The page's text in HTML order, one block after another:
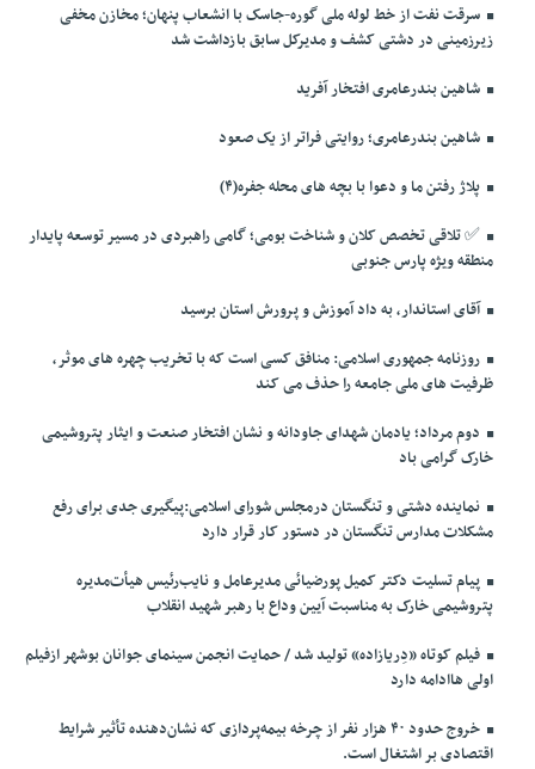
سرقت نفت از خط لوله ملی گوره-جاسک با انشعاب پنهان؛ مخازن مخفی
زیرزمینی در دشتی کشف و مدیرکل سابق بازداشت شد
شاهین بندرعامری افتخار آفرید
شاهین بندرعامری؛ روایتی فراتر از یک صعود
پلاژ رفتن ما و دعوا با بچه های محله جفره(۴)
✅️ تلاقی تخصص کلان و شناخت بومی؛ گامی راهبردی در مسیر توسعه پایدار
منطقه ویژه پارس جنوبی
آقای استاندار، به داد آموزش و پرورش استان برسید
روزنامه جمهوری اسلامی: منافق کسی است که با تخریب چهره های موثر،
ظرفیت های ملی جامعه را حذف می کند
دوم مرداد؛ یادمان شهدای جاودانه و نشان افتخار صنعت و ایثار پتروشیمی
خارک گرامی باد
نماینده دشتی و تنگستان درمجلس شورای اسلامی:پیگیری جدی برای رفع
مشکلات مدارس تنگستان در دستور کار قرار دارد
پیام تسلیت دکتر کمیل پورضیائی مدیرعامل و نایب‌رئیس هیأت‌مدیره
پتروشیمی خارک به مناسبت آیین وداع با رهبر شهید انقلاب
فیلم کوتاه «دِریازاده» تولید شد / حمایت انجمن سینمای جوانان بوشهر ازفیلم
اولی هاادامه دارد
خروج حدود ۴۰ هزار نفر از چرخه بیمه‌پردازی که نشان‌دهنده تأثیر شرایط
اقتصادی بر اشتغال است.